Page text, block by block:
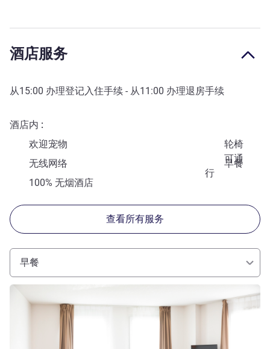
酒店服务
从15:00 办理登记入住手续 - 从11:00 办理退房手续
酒店内
欢迎宠物
轮椅
可通
行
无线网络
早餐
100% 无烟酒店
查看所有服务
早餐
请参阅详情